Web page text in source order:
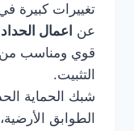
تغييرات كبيرة
عن اعمال
قوي ومناسب
التثبيت.
شبك الحماية
الطوابق